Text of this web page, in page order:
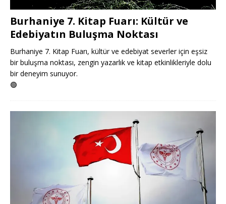
Burhaniye 7. Kitap Fuarı: Kültür ve
Edebiyatın Buluşma Noktası
Burhaniye 7. Kitap Fuarı, kültür ve edebiyat severler için eşsiz
bir buluşma noktası, zengin yazarlık ve kitap etkinlikleriyle dolu
bir deneyim sunuyor.
🟢